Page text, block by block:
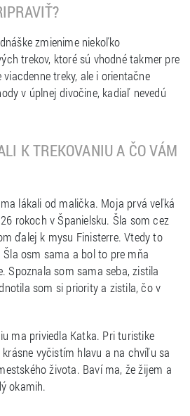
zmienime niekoľko
trekov, ktoré sú vhodné takmer pre
treky, ale i orientačne
v úplnej divočine, kadiaľ nevedú
K TREKOVANIU A ČO VÁM
lákali od malička. Moja prvá veľká
rokoch v Španielsku. Šla som cez
ďalej k mysu Finisterre. Vtedy to
osm sama a bol to pre mňa
Spoznala som sama seba, zistila
som si priority a zistila, čo v
ma priviedla Katka. Pri turistike
vyčistím hlavu a na chvíľu sa
života. Baví ma, že žijem a
okamih.